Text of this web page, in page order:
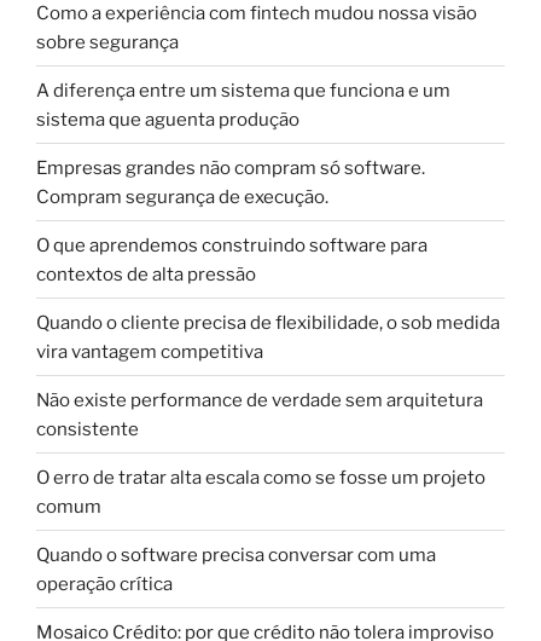
Como a experiência com fintech mudou nossa visão
sobre segurança
A diferença entre um sistema que funciona e um
sistema que aguenta produção
Empresas grandes não compram só software.
Compram segurança de execução.
O que aprendemos construindo software para
contextos de alta pressão
Quando o cliente precisa de flexibilidade, o sob medida
vira vantagem competitiva
Não existe performance de verdade sem arquitetura
consistente
O erro de tratar alta escala como se fosse um projeto
comum
Quando o software precisa conversar com uma
operação crítica
Mosaico Crédito: por que crédito não tolera improviso